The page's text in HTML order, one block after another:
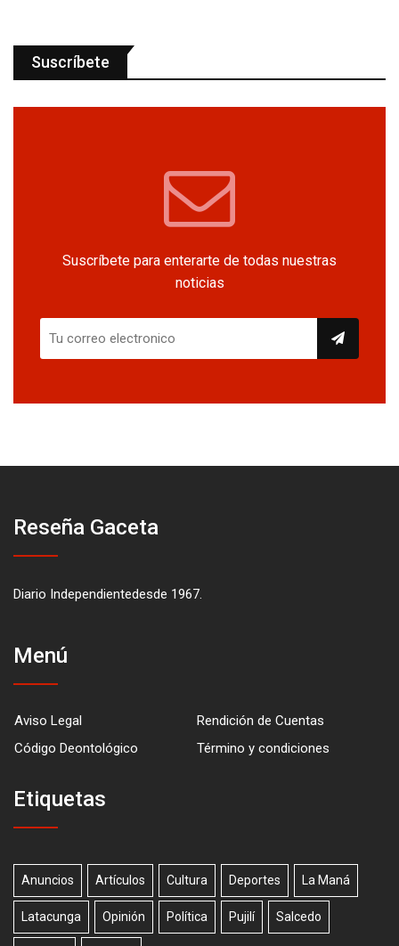
Suscríbete
Suscríbete para enterarte de todas nuestras
noticias
Reseña Gaceta
Diario Independientedesde 1967.
Menú
Aviso Legal
Rendición de Cuentas
Código Deontológico
Término y condiciones
Etiquetas
Anuncios Artículos Cultura Deportes La Maná
Latacunga Opinión Política Pujilí Salcedo